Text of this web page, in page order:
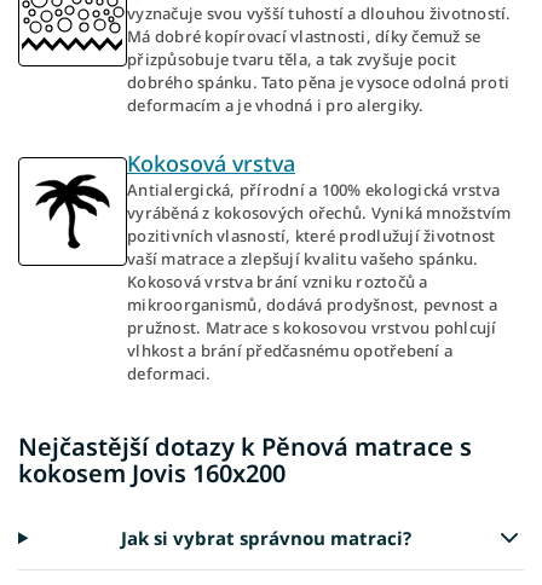
vyznačuje svou vyšší tuhostí a dlouhou životností.
Má dobré kopírovací vlastnosti, díky čemuž se
přizpůsobuje tvaru těla, a tak zvyšuje pocit
dobrého spánku. Tato pěna je vysoce odolná proti
deformacím a je vhodná i pro alergiky.
Kokosová vrstva
Antialergická, přírodní a 100% ekologická vrstva
vyráběná z kokosových ořechů. Vyniká množstvím
pozitivních vlasností, které prodlužují životnost
vaší matrace a zlepšují kvalitu vašeho spánku.
Kokosová vrstva brání vzniku roztočů a
mikroorganismů, dodává prodyšnost, pevnost a
pružnost. Matrace s kokosovou vrstvou pohlcují
vlhkost a brání předčasnému opotřebení a
deformaci.
Nejčastější dotazy k Pěnová matrace s
kokosem Jovis 160x200
Jak si vybrat správnou matraci?